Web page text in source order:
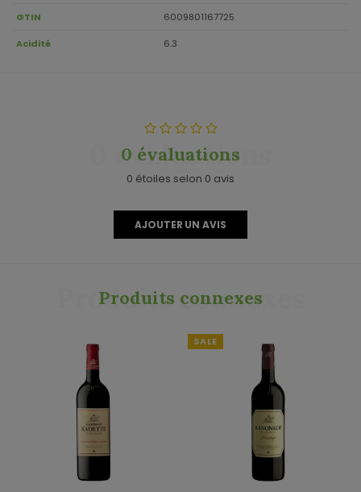
GTIN 6009801167725
Acidité 6.3
0 évaluations
0 évaluations
0 étoiles selon 0 avis
AJOUTER UN AVIS
Produits connexes
Produits connexes
SALE